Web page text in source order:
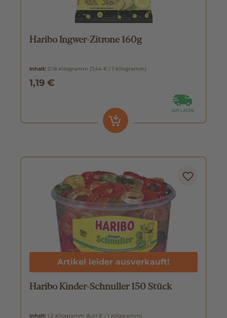
Haribo Ingwer-Zitrone 160g
Inhalt: 0.16 Kilogramm (7,44 € / 1 Kilogramm)
1,19 €
Artikel leider ausverkauft!
Haribo Kinder-Schnuller 150 Stück
Inhalt: 1.2 Kilogramm (6,41 € / 1 Kilogramm)